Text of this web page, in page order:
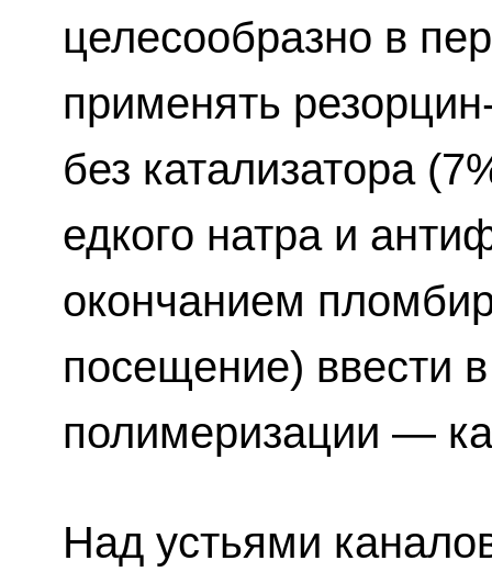
целесообразно в
применять
без катализатора
едкого натра и
окончанием
посещение) ввести
полимеризации —
Над устьями